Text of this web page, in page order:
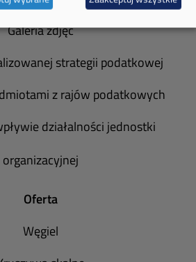
Galeria zdjęć
strategii podatkowej
z rajów podatkowych
działalności jednostki
organizacyjnej
Oferta
Węgiel